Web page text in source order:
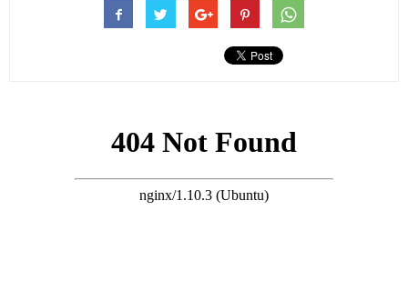
搜尋 Travel
有份出席派對嘅好友羅芷君、翟海晴（Fiona）都有在社交網限時